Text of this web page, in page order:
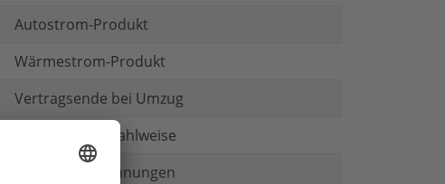
Autostrom-Produkt
Wärmestrom-Produkt
Vertragsende bei Umzug
Mehr als eine Zahlweise
Gedruckte Rechnungen